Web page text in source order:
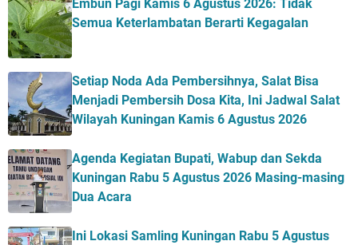
Embun Pagi Kamis 6 Agustus 2026: Tidak
Semua Keterlambatan Berarti Kegagalan
Setiap Noda Ada Pembersihnya, Salat Bisa
Menjadi Pembersih Dosa Kita, Ini Jadwal Salat
Wilayah Kuningan Kamis 6 Agustus 2026
Agenda Kegiatan Bupati, Wabup dan Sekda
Kuningan Rabu 5 Agustus 2026 Masing-masing
Dua Acara
Ini Lokasi Samling Kuningan Rabu 5 Agustus